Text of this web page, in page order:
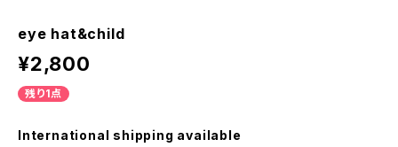
eye hat&child
¥2,800
残り1点
International shipping available